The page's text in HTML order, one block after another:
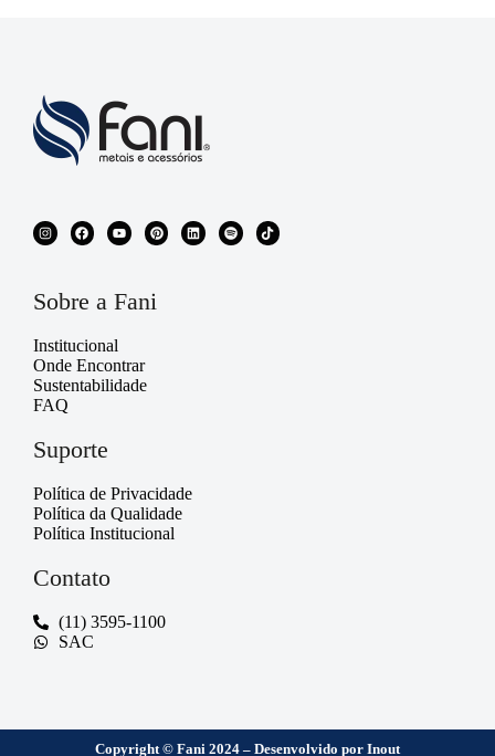
Sobre a Fani
Institucional
Onde Encontrar
Sustentabilidade
FAQ
Suporte
Política de Privacidade
Política da Qualidade
Política Institucional
Contato
(11) 3595-1100
SAC
Copyright © Fani 2024 – Desenvolvido por Inout